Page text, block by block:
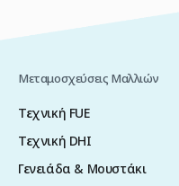
να υποβληθείτε
τη μέθοδο FUE στην
Μεταμοσχεύσεις Μαλλιών
Τεχνική FUE
Τεχνική DHI
Γενειάδα & Μουστάκι